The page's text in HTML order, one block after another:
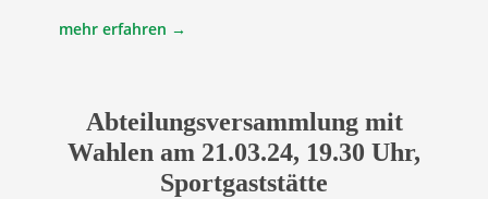
mehr erfahren →
Abteilungsversammlung mit
Wahlen am 21.03.24, 19.30 Uhr,
Sportgaststätte